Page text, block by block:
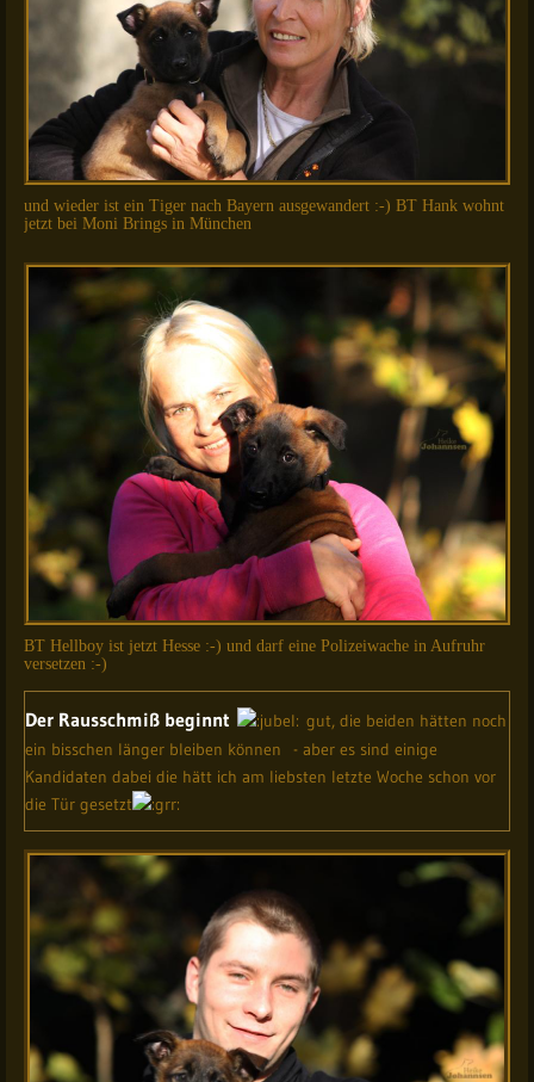
und wieder ist ein Tiger nach Bayern ausgewandert :-) BT Hank wohnt
jetzt bei Moni Brings in München
BT Hellboy ist jetzt Hesse :-) und darf eine Polizeiwache in Aufruhr
versetzen :-)
Der Rausschmiß beginnt
gut, die beiden hätten noch
ein bisschen länger bleiben können - aber es sind einige
Kandidaten dabei die hätt ich am liebsten letzte Woche schon vor
die Tür gesetzt